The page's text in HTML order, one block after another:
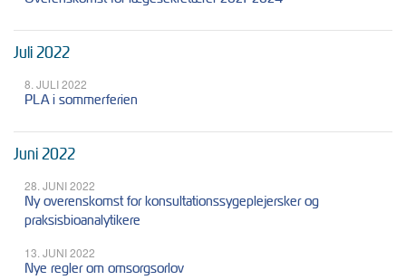
Juli 2022
8. JULI 2022
PLA i sommerferien
Juni 2022
28. JUNI 2022
Ny overenskomst for konsultationssygeplejersker og
praksisbioanalytikere
13. JUNI 2022
Nye regler om omsorgsorlov